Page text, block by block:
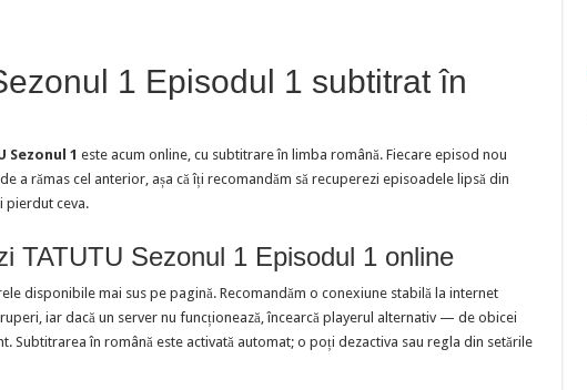
1 Episodul 1 subtitrat în
Sezonul 1 este acum online, cu subtitrare în limba română. Fiecare episod nou
a rămas cel anterior, așa că îți recomandăm să recuperezi episoadele lipsă din
pierdut ceva.
TATUTU Sezonul 1 Episodul 1 online
disponibile mai sus pe pagină. Recomandăm o conexiune stabilă la internet
iar dacă un server nu funcționează, încearcă playerul alternativ — de obicei
Subtitrarea în română este activată automat; o poți dezactiva sau regla din setările